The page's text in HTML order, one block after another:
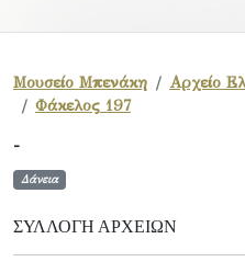
Μουσείο Μπενάκη
Αρχείο
Φάκελος 197
-
Δάνεια
ΣΥΛΛΟΓΉ ΑΡΧΕΊΩΝ